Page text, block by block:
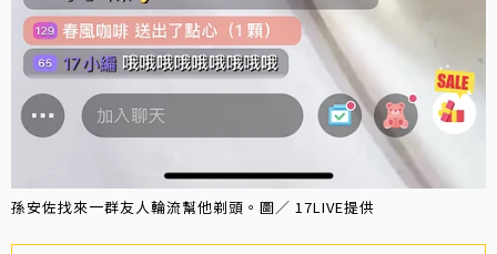
孫安佐找來一群友人輪流幫他剃頭。圖／ 17LIVE提供